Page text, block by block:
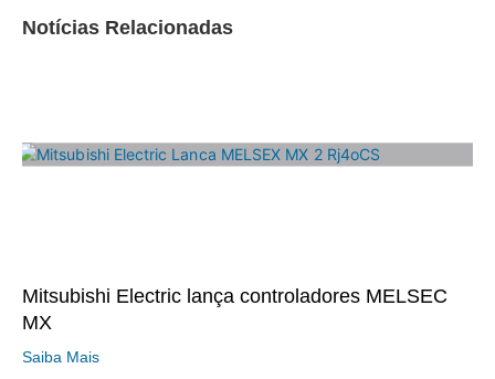
Notícias Relacionadas
Mitsubishi Electric lança controladores MELSEC
MX
Saiba Mais